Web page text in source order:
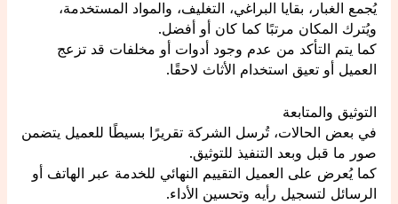
يُجمع الغبار، بقايا البراغي، التغليف، والمواد المستخدمة،
ويُترك المكان مرتبًا كما كان أو أفضل.
كما يتم التأكد من عدم وجود أدوات أو مخلفات قد تزعج
العميل أو تعيق استخدام الأثاث لاحقًا.
التوثيق والمتابعة
في بعض الحالات، تُرسل الشركة تقريرًا بسيطًا للعميل يتضمن
صور ما قبل وبعد التنفيذ للتوثيق.
كما يُعرض على العميل التقييم النهائي للخدمة عبر الهاتف أو
الرسائل لتسجيل رأيه وتحسين الأداء.